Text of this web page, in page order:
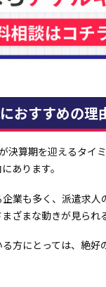
おすすめの理
決算期を迎えるタイ
あります。
業も多く、派遣求人
ざまな動きが見られ
方にとっては、絶好